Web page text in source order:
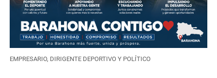
EMPRESARIO, DIRIGENTE DEPORTIVO Y POLÍTICO